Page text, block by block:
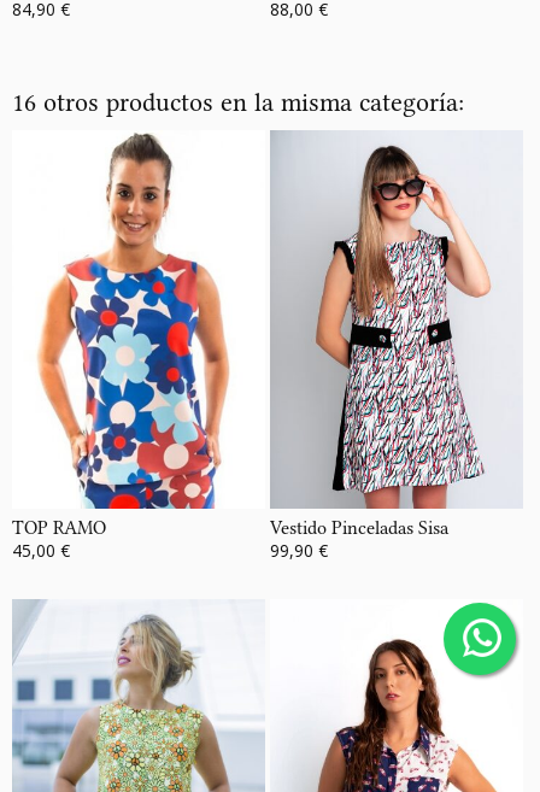
84,90 € 88,00 €
16 otros productos en la misma categoría:
TOP RAMO
45,00 €
Vestido Pinceladas Sisa
99,90 €